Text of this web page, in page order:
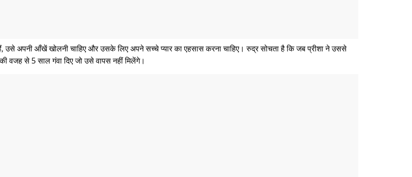
उसे अपनी आँखें खोलनी चाहिए और उसके लिए अपने सच्चे प्यार का एहसास करना चाहिए। रुद्र सोचता है कि जब प्रीशा ने उससे
वजह से 5 साल गंवा दिए जो उसे वापस नहीं मिलेंगे।